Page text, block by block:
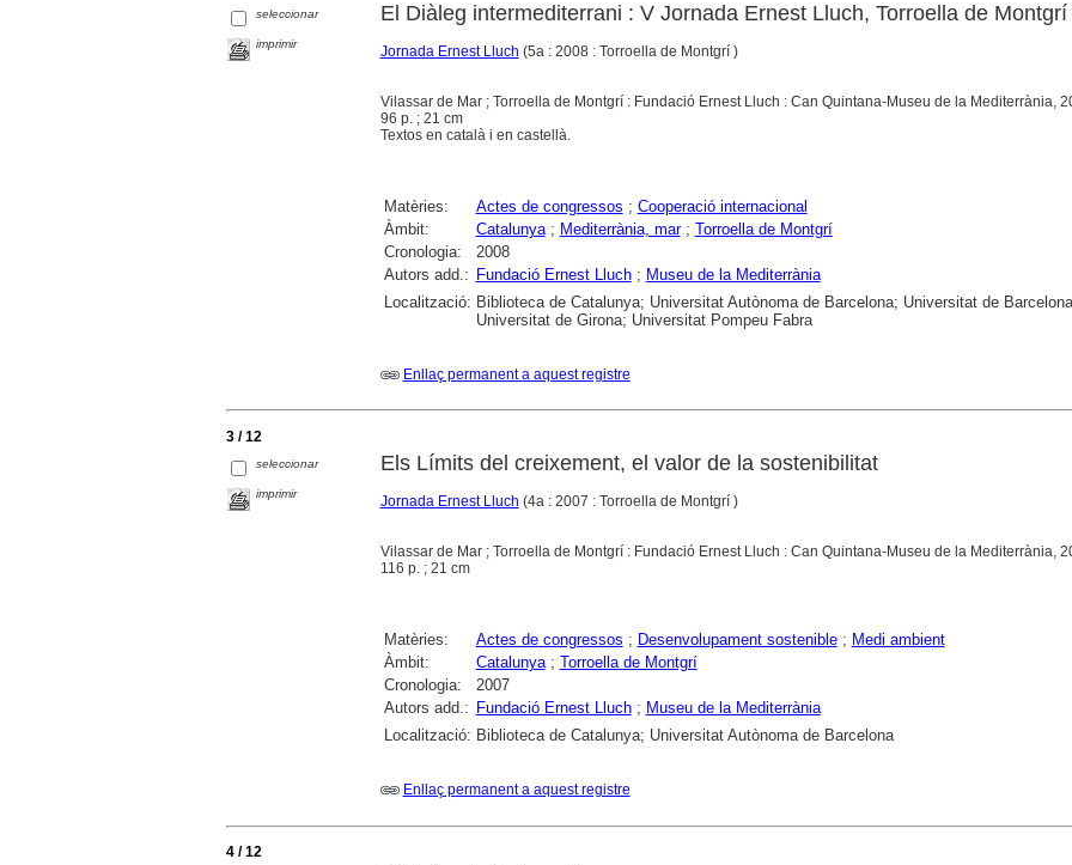
seleccionar
imprimir
El Diàleg intermediterrani : V Jornada Ernest Lluch, Torroella de Montgrí
Jornada Ernest Lluch (5a : 2008 : Torroella de Montgrí )
Vilassar de Mar ; Torroella de Montgrí : Fundació Ernest Lluch : Can Quintana-Museu de la Mediterrània,
96 p. ; 21 cm
Textos en català i en castellà.
Matèries: Actes de congressos ; Cooperació internacional
Àmbit:
Catalunya; Mediterrània, mar; Torroella de Montgrí
Cronologia:
2008
Autors add.: Fundació Ernest Lluch; Museu de la Mediterrània
Localització: Biblioteca de Catalunya; Universitat Autònoma de Barcelona; Universitat de
Universitat de Girona; Universitat Pompeu Fabra
Enllaç permanent a aquest registre
3 / 12
seleccionar
imprimir
Els Límits del creixement, el valor de la sostenibilitat
Jornada Ernest Lluch (4a : 2007 : Torroella de Montgrí )
Vilassar de Mar ; Torroella de Montgrí : Fundació Ernest Lluch : Can Quintana-Museu de la Mediterrània,
116 p. ; 21 cm
Matèries: Actes de congressos ; Desenvolupament sostenible; Medi ambient
Àmbit:
Catalunya; Torroella de Montgrí
Cronologia:
2007
Autors add.: Fundació Ernest Lluch; Museu de la Mediterrània
Localització: Biblioteca de Catalunya; Universitat Autònoma de Barcelona
Enllaç permanent a aquest registre
4 / 12